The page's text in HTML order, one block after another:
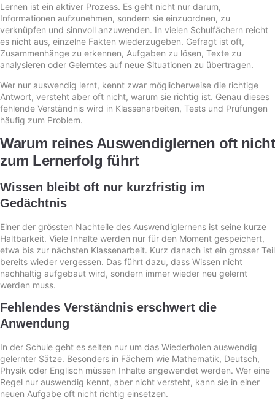
Lernen ist ein aktiver Prozess. Es geht nicht nur darum,
Informationen aufzunehmen, sondern sie einzuordnen, zu
verknüpfen und sinnvoll anzuwenden. In vielen Schulfächern reicht
es nicht aus, einzelne Fakten wiederzugeben. Gefragt ist oft,
Zusammenhänge zu erkennen, Aufgaben zu lösen, Texte zu
analysieren oder Gelerntes auf neue Situationen zu übertragen.
Wer nur auswendig lernt, kennt zwar möglicherweise die richtige
Antwort, versteht aber oft nicht, warum sie richtig ist. Genau dieses
fehlende Verständnis wird in Klassenarbeiten, Tests und Prüfungen
häufig zum Problem.
Warum reines Auswendiglernen oft nicht
zum Lernerfolg führt
Wissen bleibt oft nur kurzfristig im
Gedächtnis
Einer der grössten Nachteile des Auswendiglernens ist seine kurze
Haltbarkeit. Viele Inhalte werden nur für den Moment gespeichert,
etwa bis zur nächsten Klassenarbeit. Kurz danach ist ein grosser Teil
bereits wieder vergessen. Das führt dazu, dass Wissen nicht
nachhaltig aufgebaut wird, sondern immer wieder neu gelernt
werden muss.
Fehlendes Verständnis erschwert die
Anwendung
In der Schule geht es selten nur um das Wiederholen auswendig
gelernter Sätze. Besonders in Fächern wie Mathematik, Deutsch,
Physik oder Englisch müssen Inhalte angewendet werden. Wer eine
Regel nur auswendig kennt, aber nicht versteht, kann sie in einer
neuen Aufgabe oft nicht richtig einsetzen.